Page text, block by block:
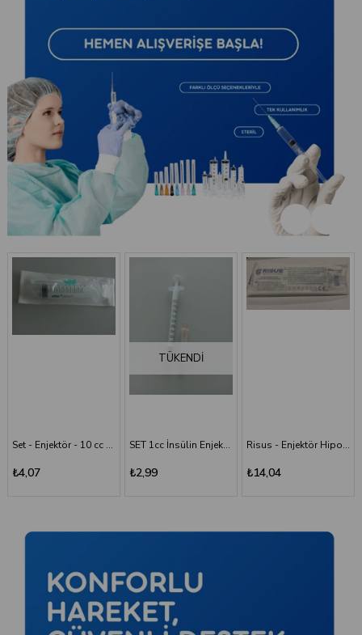
SET 1cc İnsülin Enjektörü - 26G/0.45x13 mm
₺2,99
Risus - Enjektör Hipodermik İğneli Şırınga 50 ML - 3 Parça - 21G (0.80x38 mm)
₺14,04
Risus 1 ML Enjektör Hipodermik İğneli Şırınga - 26G x(13mm)
₺2,99